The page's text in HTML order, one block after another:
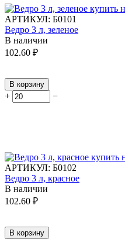
АРТИКУЛ: Б0101
Ведро 3 л, зеленое
В наличии
102.60 ₽
В корзину
+ −
АРТИКУЛ: Б0102
Ведро 3 л, красное
В наличии
102.60 ₽
В корзину